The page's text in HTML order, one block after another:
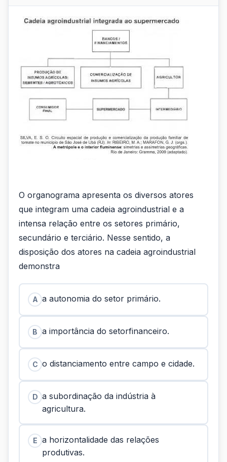
O organograma apresenta os diversos atores
que integram uma cadeia agroindustrial e a
intensa relação entre os setores primário,
secundário e terciário. Nesse sentido, a
disposição dos atores na cadeia agroindustrial
demonstra
A a autonomia do setor primário.
B a importância do setorfinanceiro.
C o distanciamento entre campo e cidade.
D a subordinação da indústria à
agricultura.
E a horizontalidade das relações
produtivas.